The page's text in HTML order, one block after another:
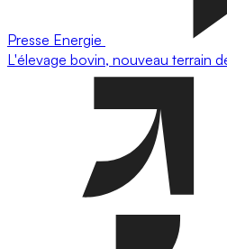
Presse Energie
L'élevage bovin, nouveau terrain